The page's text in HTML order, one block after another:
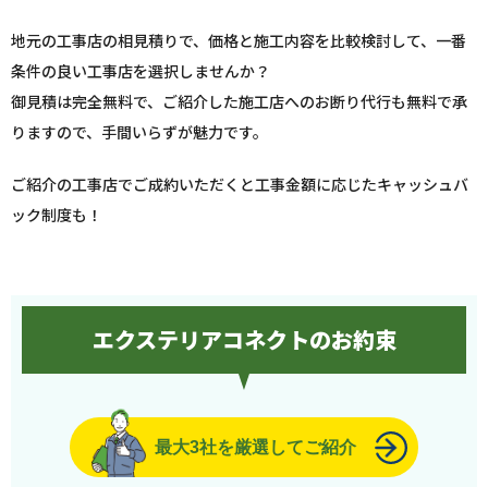
地元の工事店の相見積りで、価格と施工内容を比較検討して、一番
条件の良い工事店を選択しませんか？
御見積は完全無料で、ご紹介した施工店へのお断り代行も無料で承
りますので、手間いらずが魅力です。
ご紹介の工事店でご成約いただくと工事金額に応じたキャッシュバ
ック制度も！
エクステリアコネクトのお約束
最大3社を厳選してご紹介